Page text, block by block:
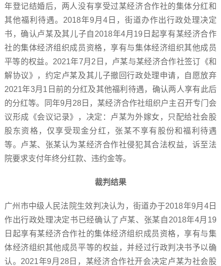
年登记结婚后，两人没有享受过某经济合作社的集体分红和
其他福利待遇。2018年9月4日，街道办作出行政处理决定
书，确认卢某及其儿子自2018年4月19日起享有某经济合作
社的集体经济组织成员资格，享有与集体经济组织其他成员
平等的权益。2021年7月2日，卢某与某经济合作社签订《和
解协议》，约定卢某及其儿子撤回行政处理申请，自愿放弃
2021年3月1日前的分红及其他福利待遇，确认两人享有此后
的分红等。同年9月28日，某经济合作社组织户主召开专门会
议形成《会议记录》，决定：卢某为外嫁女，只配给社会股
股东资格，仅享受现金分红，张某不享有股份和福利待遇
等。卢某、张某认为某经济合作社侵犯其合法权益，诉至法
院要求支付年终分红款、违约金等。
裁判结果
广州市中级人民法院生效判决认为，街道办于2018年9月4日
作出行政处理决定书已经确认了卢某、张某自2018年4月19
日起享有某经济合作社的集体经济组织成员资格，享有与集
体经济组织其他成员平等的权益，并经过行政判决书予以确
认。2021年9月28日，某经济合作社开会决定卢某为社会股